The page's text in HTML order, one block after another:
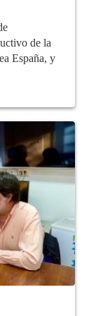
de la
España, y